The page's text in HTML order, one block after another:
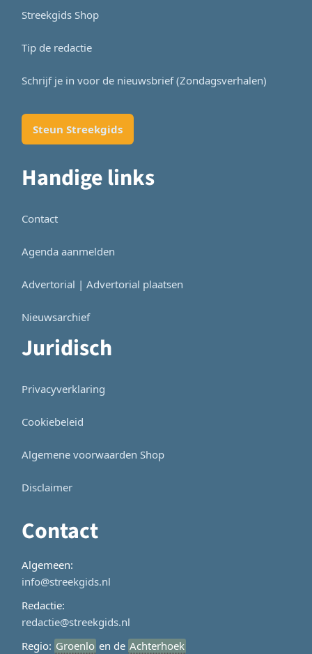
Streekgids Shop
Tip de redactie
Schrijf je in voor de nieuwsbrief (Zondagsverhalen)
Steun Streekgids
Handige links
Contact
Agenda aanmelden
Advertorial | Advertorial plaatsen
Nieuwsarchief
Juridisch
Privacyverklaring
Cookiebeleid
Algemene voorwaarden Shop
Disclaimer
Contact
Algemeen:
info@streekgids.nl
Redactie:
redactie@streekgids.nl
Regio: Groenlo en de Achterhoek